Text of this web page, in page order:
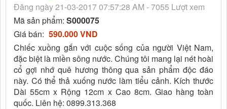
Đăng ngày 21-03-2017 07:57:28 AM - 7055 Lượt xem
Mã sản phẩm: S000075
Giá bán: 590.000 VND
Chiếc xuồng gắn với cuộc sống của người Việt Nam,
đặc biệt là miền sông nước. Chúng tôi mang lại nét hoài
cổ gợi nhớ quê hương thông qua sản phẩm độc đáo
này. Có thể thả xuống nước làm tiểu cảnh. Kích thước
Dài 55cm x Rộng 12cm x Cao 8cm. Giao hàng toàn
quốc. Liên hệ: 0899.313.368